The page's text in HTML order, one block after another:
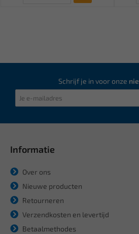
Schrijf je in voor onze
Informatie
Over ons
Nieuwe producten
Retourneren
Verzendkosten en levertijd
Betaalmethodes